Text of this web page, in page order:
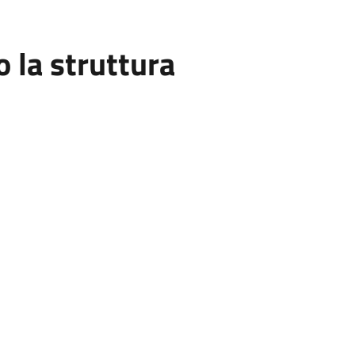
la struttura